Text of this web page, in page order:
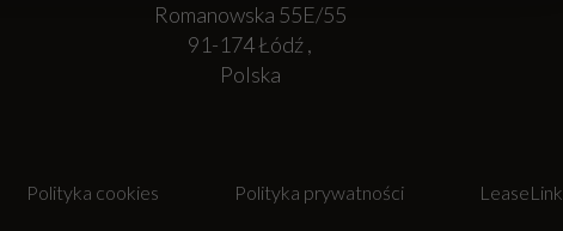
Romanowska 55E/55
91-174Łódź,
Polska
Polityka cookies Polityka prywatności LeaseLink